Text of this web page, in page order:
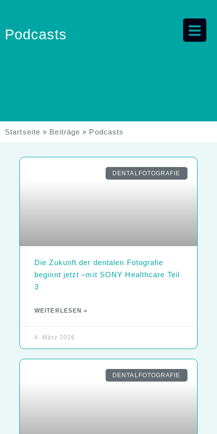
Podcasts
Startseite » Beiträge » Podcasts
DENTALFOTOGRAFIE
Die Zukunft der dentalen Fotografie
beginnt jetzt –mit SONY Healthcare Teil
3
WEITERLESEN »
4. März 2026
DENTALFOTOGRAFIE